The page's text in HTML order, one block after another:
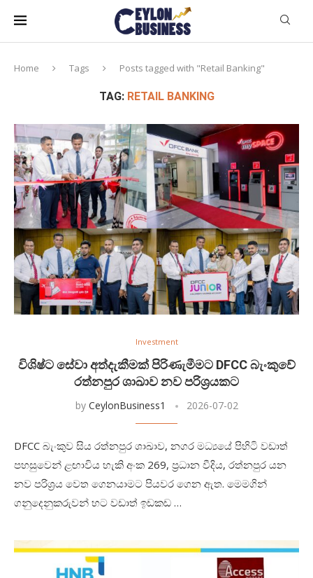
Home Tags Posts tagged with "Retail Banking"
TAG: RETAIL BANKING
Investment
විශිෂ්ට සේවා අත්දැකීමක් පිරිණැමීමට DFCC බැංකුවේ
රත්නපුර ශාඛාව නව පරිශ්‍රයකට
by CeylonBusiness1 2026-07-02
DFCC බැංකුව සිය රත්නපුර ශාඛාව, නගර මධ්‍යයේ පිහිටි වඩාත්
පහසුවෙන් ළඟාවිය හැකි අංක 269, ප්‍රධාන වීදිය, රත්නපුර යන
නව පරිශ්‍රය වෙත ගෙනයාමට පියවර ගෙන ඇත. මෙමගින්
ගනුදෙනුකරුවන් හට වඩාත් ඉඩකඩ …